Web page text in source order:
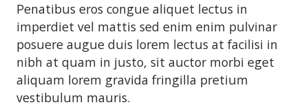
Penatibus eros congue aliquet lectus in
imperdiet vel mattis sed enim enim pulvinar
posuere augue duis lorem lectus at facilisi in
nibh at quam in justo, sit auctor morbi eget
aliquam lorem gravida fringilla pretium
vestibulum mauris.